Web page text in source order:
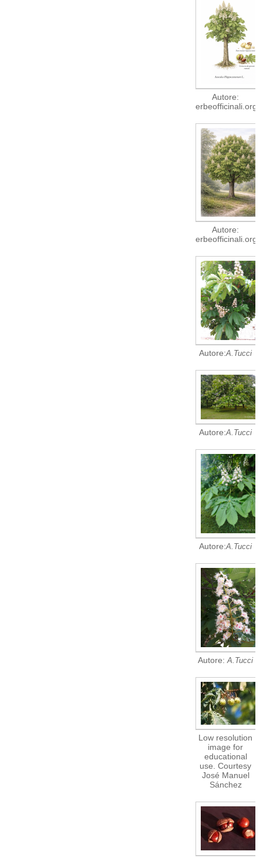
Autore:
erbeofficinali.org
Autore:
erbeofficinali.org
Autore:A.Tucci
Autore:A.Tucci
Autore:A.Tucci
Autore:A.Tucci
Low resolution
image for
educational
use. Courtesy
José Manuel
Sánchez